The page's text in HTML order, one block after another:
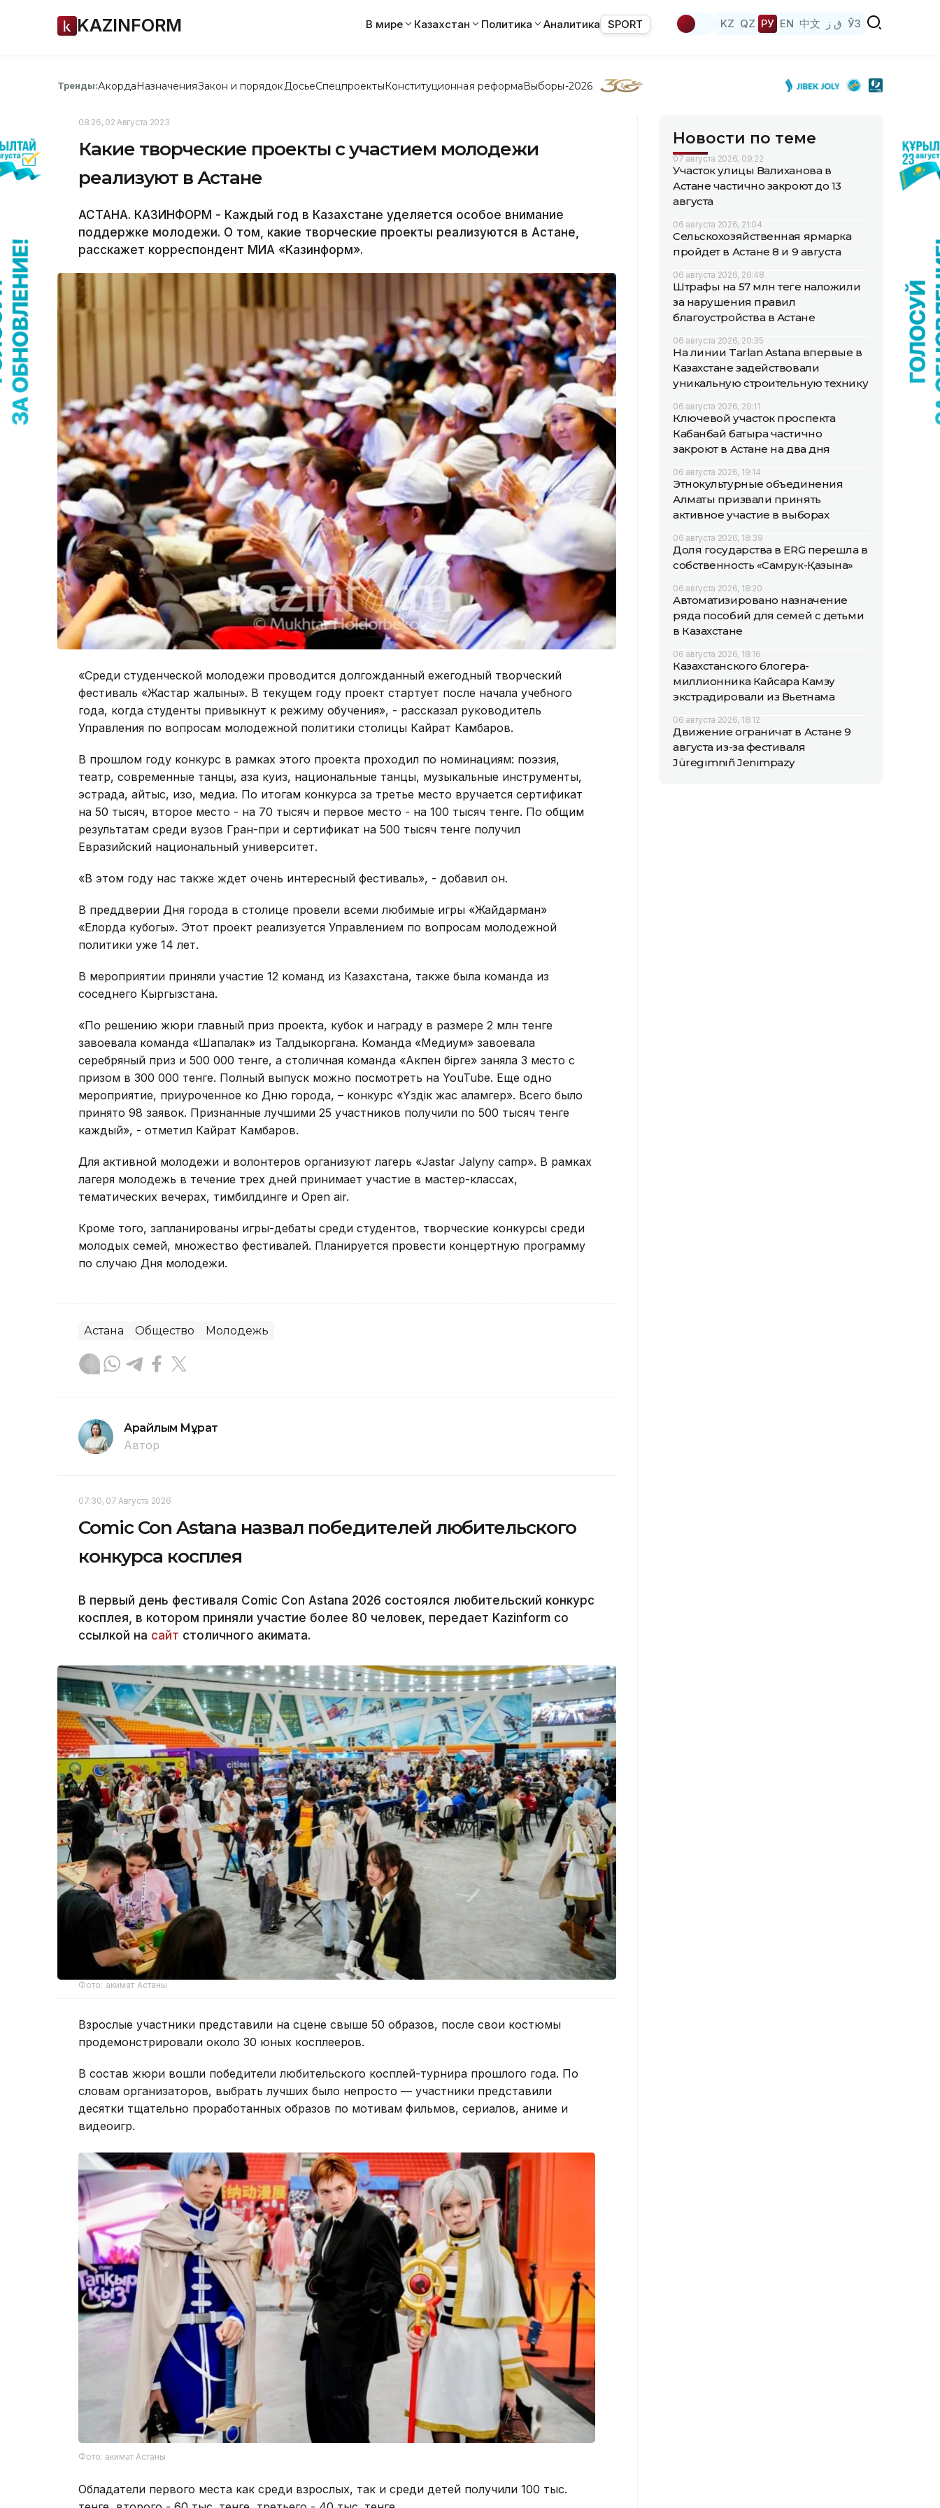
KAZINFORM В мире Казахстан Политика Аналитика SPORT KZ QZ РУ EN 中文 ق ز ЎЗ
Тренды:АкордаНазначенияЗакон и порядок ДосьеСпецпроектыКонституционная реформаВыборы-2026
08:26, 02 Августа 2023
Какие творческие проекты с участием молодежи
реализуют в Астане
АСТАНА. КАЗИНФОРМ - Каждый год в Казахстане уделяется особое внимание
поддержке молодежи. О том, какие творческие проекты реализуются в Астане,
расскажет корреспондент МИА «Казинформ».
«Среди студенческой молодежи проводится долгожданный ежегодный творческий
фестиваль «Жастар жалыны». В текущем году проект стартует после начала учебного
года, когда студенты привыкнут к режиму обучения», - рассказал руководитель
Управления по вопросам молодежной политики столицы Кайрат Камбаров.
В прошлом году конкурс в рамках этого проекта проходил по номинациям: поэзия,
театр, современные танцы, қазақ куиз, национальные танцы, музыкальные инструменты,
эстрада, айтыс, изо, медиа. По итогам конкурса за третье место вручается сертификат
на 50 тысяч, второе место - на 70 тысяч и первое место - на 100 тысяч тенге. По общим
результатам среди вузов Гран-при и сертификат на 500 тысяч тенге получил
Евразийский национальный университет.
«В этом году нас также ждет очень интересный фестиваль», - добавил он.
В преддверии Дня города в столице провели всеми любимые игры «Жайдарман»
«Елорда кубогы». Этот проект реализуется Управлением по вопросам молодежной
политики уже 14 лет.
В мероприятии приняли участие 12 команд из Казахстана, также была команда из
соседнего Кыргызстана.
«По решению жюри главный приз проекта, кубок и награду в размере 2 млн тенге
завоевала команда «Шапалак» из Талдыкоргана. Команда «Медиум» завоевала
серебряный приз и 500 000 тенге, а столичная команда «Акпен бірге» заняла 3 место с
призом в 300 000 тенге. Полный выпуск можно посмотреть на YouTube. Еще одно
мероприятие, приуроченное ко Дню города, – конкурс «Үздік жас қаламгер». Всего было
принято 98 заявок. Признанные лучшими 25 участников получили по 500 тысяч тенге
каждый», - отметил Кайрат Камбаров.
Для активной молодежи и волонтеров организуют лагерь «Jastar Jalyny camp». В рамках
лагеря молодежь в течение трех дней принимает участие в мастер-классах,
тематических вечерах, тимбилдинге и Open air.
Кроме того, запланированы игры-дебаты среди студентов, творческие конкурсы среди
молодых семей, множество фестивалей. Планируется провести концертную программу
по случаю Дня молодежи.
Астана Общество Молодежь
Арайлым Мұрат
Автор
07:30, 07 Августа 2026
Comic Con Astana назвал победителей любительского
конкурса косплея
В первый день фестиваля Comic Con Astana 2026 состоялся любительский конкурс
косплея, в котором приняли участие более 80 человек, передает Kazinform со
ссылкой на сайт столичного акимата.
Фото: акимат Астаны
Взрослые участники представили на сцене свыше 50 образов, после свои костюмы
продемонстрировали около 30 юных косплееров.
В состав жюри вошли победители любительского косплей-турнира прошлого года. По
словам организаторов, выбрать лучших было непросто — участники представили
десятки тщательно проработанных образов по мотивам фильмов, сериалов, аниме и
видеоигр.
Фото: акимат Астаны
Обладатели первого места как среди взрослых, так и среди детей получили 100 тыс.
Новости по теме
07 августа 2026, 09:22
Участок улицы Валиханова в
Астане частично закроют до 13
августа
06 августа 2026, 21:04
Сельскохозяйственная ярмарка
пройдет в Астане 8 и 9 августа
06 августа 2026, 20:48
Штрафы на 57 млн теңге наложили
за нарушения правил
благоустройства в Астане
06 августа 2026, 20:35
На линии Tarlan Astana впервые в
Казахстане задействовали
уникальную строительную технику
06 августа 2026, 20:11
Ключевой участок проспекта
Кабанбай батыра частично
закроют в Астане на два дня
06 августа 2026, 19:14
Этнокультурные объединения
Алматы призвали принять
активное участие в выборах
06 августа 2026, 18:39
Доля государства в ERG перешла в
собственность «Самрук-Қазына»
06 августа 2026, 18:20
Автоматизировано назначение
ряда пособий для семей с детьми
в Казахстане
06 августа 2026, 18:16
Казахстанского блогера-
миллионника Кайсара Камзу
экстрадировали из Вьетнама
06 августа 2026, 18:12
Движение ограничат в Астане 9
августа из-за фестиваля
Jüregımnıñ Jenımpazy